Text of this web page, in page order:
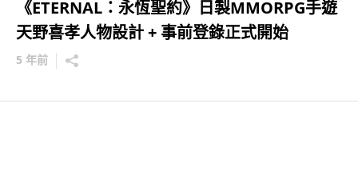
《ETERNAL：永恆聖約》日製MMORPG手遊
天野喜孝人物設計 + 事前登錄正式開始
5 年前